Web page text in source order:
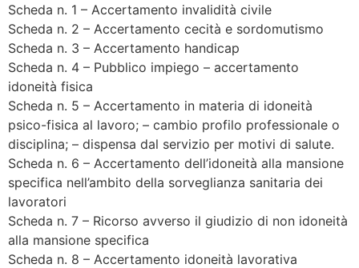
Scheda n. 1 – Accertamento invalidità civile
Scheda n. 2 – Accertamento cecità e sordomutismo
Scheda n. 3 – Accertamento handicap
Scheda n. 4 – Pubblico impiego – accertamento
idoneità fisica
Scheda n. 5 – Accertamento in materia di idoneità
psico-fisica al lavoro; – cambio profilo professionale o
disciplina; – dispensa dal servizio per motivi di salute.
Scheda n. 6 – Accertamento dell’idoneità alla mansione
specifica nell’ambito della sorveglianza sanitaria dei
lavoratori
Scheda n. 7 – Ricorso avverso il giudizio di non idoneità
alla mansione specifica
Scheda n. 8 – Accertamento idoneità lavorativa